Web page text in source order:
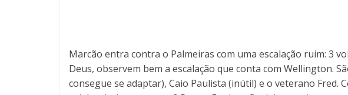
Marcão entra contra o Palmeiras com uma escalação ruim: 3
Deus, observem bem a escalação que conta com Wellington.
consegue se adaptar), Caio Paulista (inútil) e o veterano Fred.